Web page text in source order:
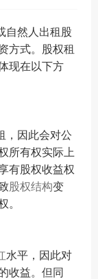
自然人出租股
方式。股权租
现在以下方
，因此会对公
所有权实际上
有股权收益权
股权结构变
。
水平，因此对
收益。但同